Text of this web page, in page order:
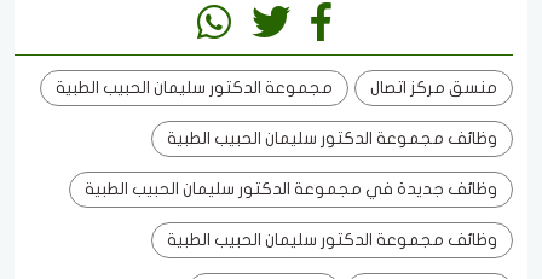
منسق مركز اتصال مجموعة الدكتور سليمان الحبيب الطبية
وظائف مجموعة الدكتور سليمان الحبيب الطبية
وظائف جديدة في مجموعة الدكتور سليمان الحبيب الطبية
وظائف مجموعة الدكتور سليمان الحبيب الطبية